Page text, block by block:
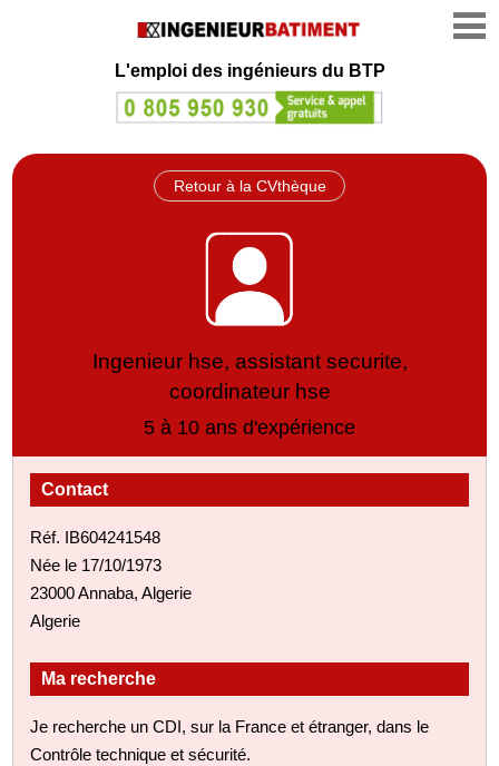
L'emploi des ingénieurs du BTP
Retour à la CVthèque
Ingenieur hse, assistant securite,
coordinateur hse
5 à 10 ans d'expérience
Contact
Réf. IB604241548
Née le 17/10/1973
23000 Annaba, Algerie
Algerie
Ma recherche
Je recherche un CDI, sur la France et étranger, dans le
Contrôle technique et sécurité.